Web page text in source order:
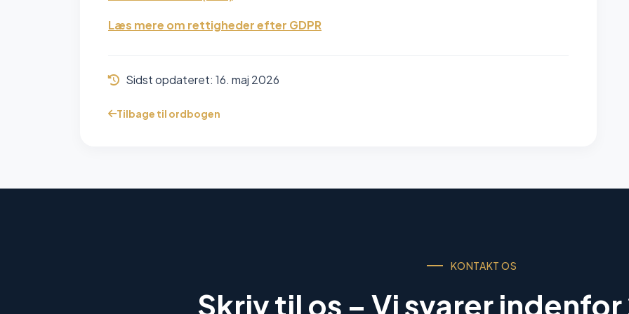
Læs mere om rettigheder efter GDPR
Sidst opdateret: 16. maj 2026
Tilbage til ordbogen
KONTAKT OS
Skriv til os – Vi svarer